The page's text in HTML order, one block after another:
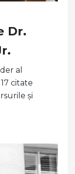
Dr.
al
citate
și